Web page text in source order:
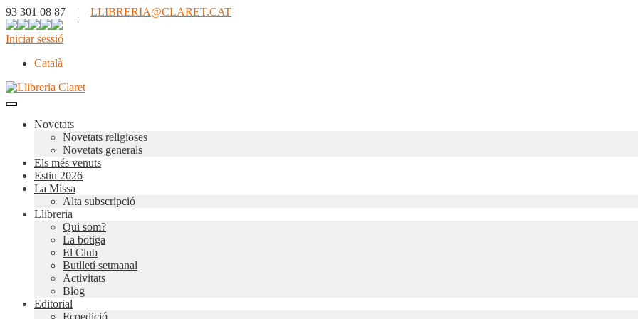
93 301 08 87 | LLIBRERIA@CLARET.CAT
Iniciar sessió
Català
Novetats
Novetats religioses
Novetats generals
Els més venuts
Estiu 2026
La Missa
Alta subscripció
Llibreria
Qui som?
La botiga
El Club
Butlletí setmanal
Activitats
Blog
Editorial
Ecoedició